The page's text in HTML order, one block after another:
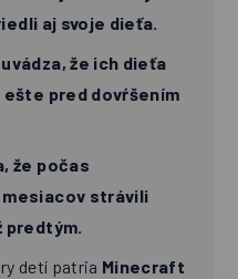
aj svoje dieťa.
že ich dieťa
pred dovŕšením
že počas
strávili
predtým.
detí patria Minecraft